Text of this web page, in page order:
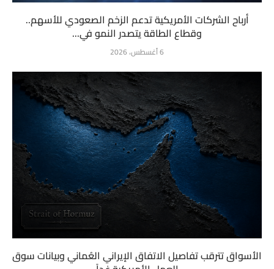
أرباح الشركات الأمريكية تدعم الزخم الصعودي للأسهم..
وقطاع الطاقة يتصدر النمو في...
6 أغسطس، 2026
الأسواق تترقب تفاصيل الاتفاق الإيراني العُماني وبيانات سوق